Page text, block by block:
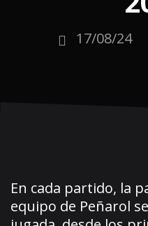
17/08/24
En cada partido, la
equipo de Peñarol